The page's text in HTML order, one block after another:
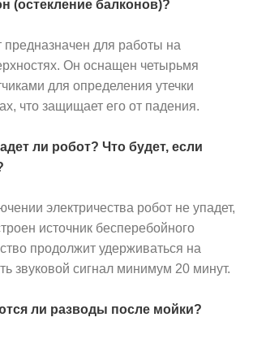
(остекление балконов)?
предназначен для работы на
Он оснащен четырьмя
для определения утечки
что защищает его от падения.
ли робот? Что будет, если
электричества робот не упадет,
источник бесперебойного
продолжит удерживаться на
звуковой сигнал минимум 20 минут.
ли разводы после мойки?